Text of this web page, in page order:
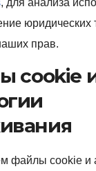
, для анализа
юридических
прав.
cookie
файлы cookie и